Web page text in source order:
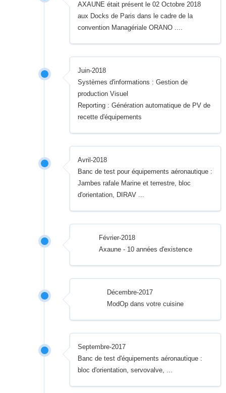
AXAUNE était présent le 02 Octobre 2018
aux Docks de Paris dans le cadre de la
convention Managériale ORANO ....
Juin-2018
Systèmes d'informations : Gestion de
production Visuel
Reporting : Génération automatique de PV de
recette d'équipements
Avril-2018
Banc de test pour équipements aéronautique :
Jambes rafale Marine et terrestre, bloc
d'orientation, DIRAV ...
Février-2018
Axaune - 10 années d'existence
Décembre-2017
ModOp dans votre cuisine
Septembre-2017
Banc de test d'équipements aéronautique :
bloc d'orientation, servovalve, ...